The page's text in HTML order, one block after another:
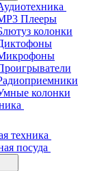
Плееры
колонки
колонки
техника
посуда